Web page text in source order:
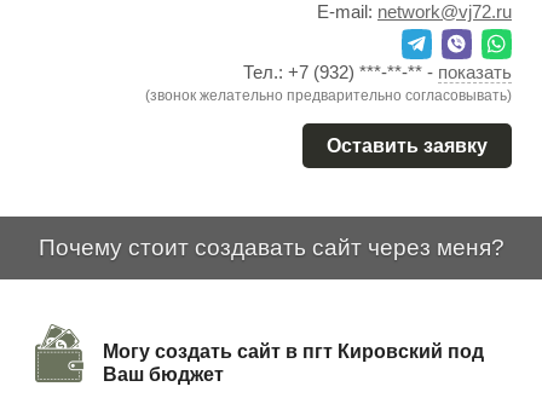
E-mail: network@vj72.ru
Тел.: +7 (932) ***-**-** - показать
(звонок желательно предварительно согласовывать)
Оставить заявку
Почему стоит создавать сайт через меня?
Могу создать сайт в пгт Кировский под
Ваш бюджет